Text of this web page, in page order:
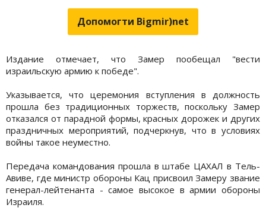
Допомогти Bigmir)net
Издание отмечает, что Замер пообещал "вести
израильскую армию к победе".
Указывается, что церемония вступления в должность
прошла без традиционных торжеств, поскольку Замер
отказался от парадной формы, красных дорожек и других
праздничных мероприятий, подчеркнув, что в условиях
войны такое неуместно.
Передача командования прошла в штабе ЦАХАЛ в Тель-
Авиве, где министр обороны Кац присвоил Замеру звание
генерал-лейтенанта - самое высокое в армии обороны
Израиля.